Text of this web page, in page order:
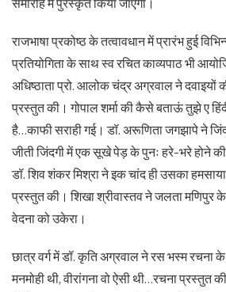
समारोह में पुरस्कृत किया जाएगा।
राजभाषा प्रकोष्ठ के तत्वावधान में प्रारंभ हुई
प्रतियोगिता के साथ स्व रचित काव्यपाठ भी
अधिष्ठाता प्रो. आलोक चंद्र अग्रवाल ने दवाइयों
प्रस्तुत की। गोपाल शर्मा की कैसे बताऊं तुझे ए
है…काफी सराही गई। डॉ. अरूणिता जगझापे ने
जीती जिंदगी में एक सूखे पेड़ के पुनः हरे-भरे होने की
डॉ. शिव शंकर मिश्रा ने इक चांद ही उसका
प्रस्तुत की। शिखा श्रीवास्तव ने जलता मणिपुर
वेदना को उकेरा।
छात्र वर्ग में डॉ. कृति अग्रवाल ने रस भस्म रचना
मनमोही थी, वीरांगना वो ऐसी थी…रचना प्रस्तुत